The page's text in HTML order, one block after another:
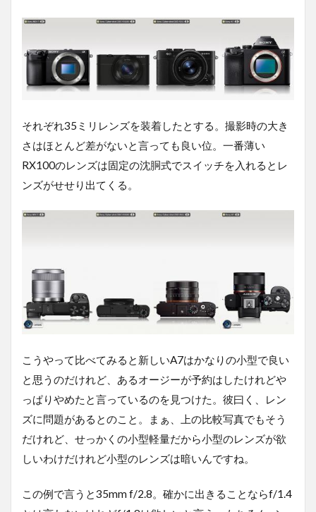
それぞれ35ミリレンズを装着したとする。撮影時の大き
さはほとんど差がないと言っても良い位。一番薄い
RX100のレンズは固定の沈胴式でスイッチを入れるとレ
ンズがせせり出てくる。
こうやって比べてみると新しいA7はかなりの小型で良い
と思うのだけれど、あるオージーが予約はしたけれどや
っぱりやめたと言っているのを見つけた。彼曰く、レン
ズに問題があるとのこと。まぁ、上の比較写真でもそう
だけれど、せっかくの小型軽量だから小型のレンズが欲
しいわけだけれど小型のレンズは暗いんですね。
この例で言うと35mm f/2.8。確かに出きることならf/1.4